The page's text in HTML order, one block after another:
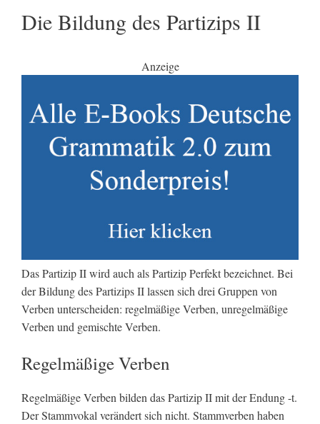
Die Bildung des Partizips II
Anzeige
Das Partizip II wird auch als Partizip Perfekt bezeichnet. Bei
der Bildung des Partizips II lassen sich drei Gruppen von
Verben unterscheiden: regelmäßige Verben, unregelmäßige
Verben und gemischte Verben.
Regelmäßige Verben
Regelmäßige Verben bilden das Partizip II mit der Endung -t.
Der Stammvokal verändert sich nicht. Stammverben haben